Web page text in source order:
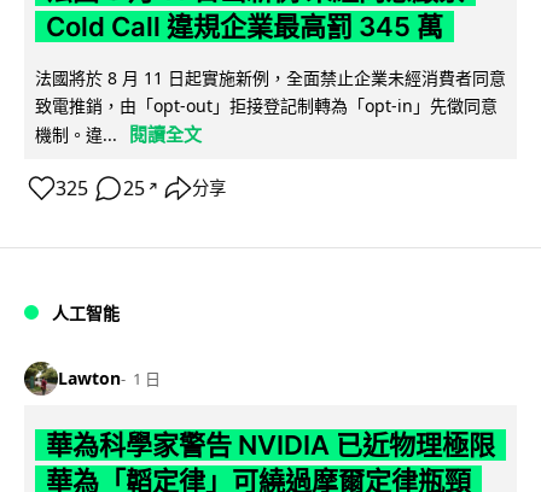
Cold Call 違規企業最高罰 345 萬
法國將於 8 月 11 日起實施新例，全面禁止企業未經消費者同意
致電推銷，由「opt-out」拒接登記制轉為「opt-in」先徵同意
機制。違...
閱讀全文
325 25 ↗ 分享
人工智能
Lawton 1 日
華為科學家警告 NVIDIA 已近物理極限
華為「韜定律」可繞過摩爾定律瓶頸